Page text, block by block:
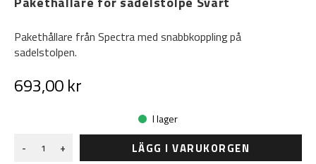
Pakethållare från Spectra med snabbkoppling på
sadelstolpen.
693,00 kr
I lager
-
+ LÄGG I VARUKORGEN